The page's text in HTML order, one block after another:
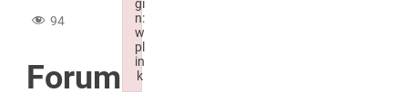
94
Forum
gi
n:
w
pl
in
k
Failed to initialize plugin: wplink